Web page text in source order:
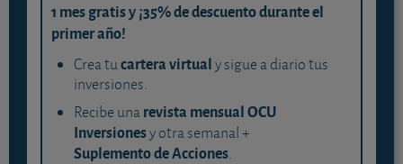
1 mes gratis y ¡35% de descuento durante el
primer año!
Crea tucartera virtualy sigue a diario tus
inversiones.
Recibe unarevista mensual OCU
Inversionesy otra semanal +
Suplemento de Acciones.